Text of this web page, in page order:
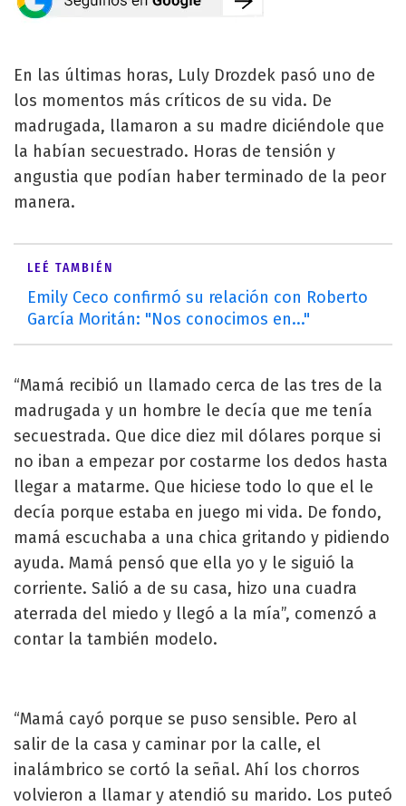
En las últimas horas, Luly Drozdek pasó uno de
los momentos más críticos de su vida. De
madrugada, llamaron a su madre diciéndole que
la habían secuestrado. Horas de tensión y
angustia que podían haber terminado de la peor
manera.
LEÉ TAMBIÉN
Emily Ceco confirmó su relación con Roberto
García Moritán: "Nos conocimos en..."
“Mamá recibió un llamado cerca de las tres de la
madrugada y un hombre le decía que me tenía
secuestrada. Que dice diez mil dólares porque si
no iban a empezar por costarme los dedos hasta
llegar a matarme. Que hiciese todo lo que el le
decía porque estaba en juego mi vida. De fondo,
mamá escuchaba a una chica gritando y pidiendo
ayuda. Mamá pensó que ella yo y le siguió la
corriente. Salió a de su casa, hizo una cuadra
aterrada del miedo y llegó a la mía”, comenzó a
contar la también modelo.
“Mamá cayó porque se puso sensible. Pero al
salir de la casa y caminar por la calle, el
inalámbrico se cortó la señal. Ahí los chorros
volvieron a llamar y atendió su marido. Los puteó